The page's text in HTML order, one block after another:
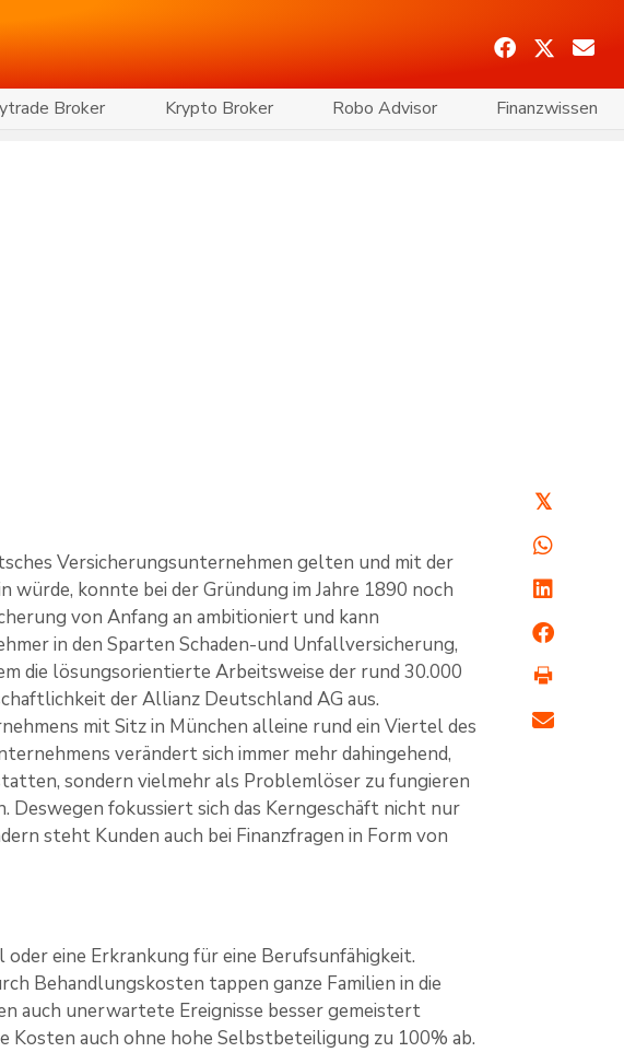
Broker Krypto Broker Robo Advisor Finanzwissen
Versicherungsunternehmen gelten und mit der
konnte bei der Gründung im Jahre 1890 noch
von Anfang an ambitioniert und kann
in den Sparten Schaden-und Unfallversicherung,
die lösungsorientierte Arbeitsweise der rund 30.000
der Allianz Deutschland AG aus.
mit Sitz in München alleine rund ein Viertel des
verändert sich immer mehr dahingehend,
sondern vielmehr als Problemlöser zu fungieren
fokussiert sich das Kerngeschäft nicht nur
steht Kunden auch bei Finanzfragen in Form von
eine Erkrankung für eine Berufsunfähigkeit.
Behandlungskosten tappen ganze Familien in die
auch unerwartete Ereignisse besser gemeistert
Kosten auch ohne hohe Selbstbeteiligung zu 100% ab.
𝕏